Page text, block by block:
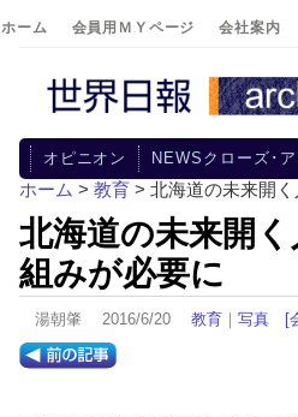
ホーム 会員用ＭＹページ 会社案内
オピニオン NEWSクローズ･
ホーム > 教育 > 北海道の未来開
北海道の未来開
組みが必要に
湯朝肇 2016/6/20 教育 ｜ 写真 [